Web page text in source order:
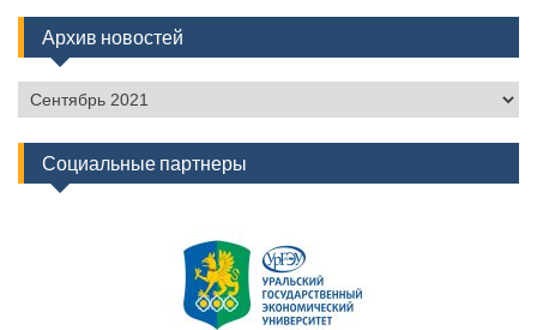
Архив новостей
Архив
новостей
Социальные партнеры